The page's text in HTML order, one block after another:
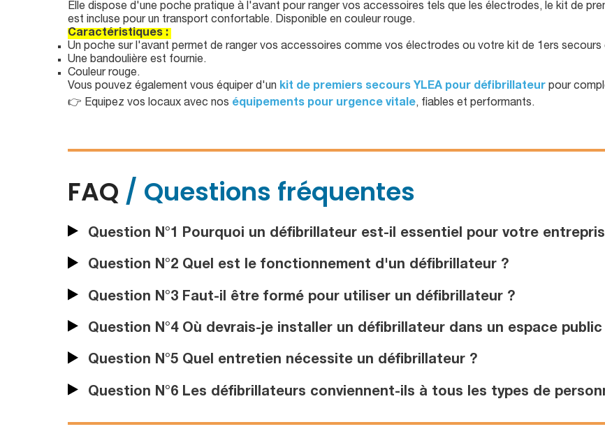
Elle dispose d'une poche pratique à l'avant pour ranger vos accessoires tels que les électrodes, le kit de
est incluse pour un transport confortable. Disponible en couleur rouge.
Caractéristiques :
Un poche sur l'avant permet de ranger vos accessoires comme vos électrodes ou votre kit de 1ers secours
Une bandoulière est fournie.
Couleur rouge.
Vous pouvez également vous équiper d'un kit de premiers secours YLEA pour défibrillateur pour
👉 Equipez vos locaux avec nos équipements pour urgence vitale, fiables et performants.
FAQ / Questions fréquentes
Question N°1 Pourquoi un défibrillateur est-il essentiel pour votre
Question N°2 Quel est le fonctionnement d'un défibrillateur ?
Question N°3 Faut-il être formé pour utiliser un défibrillateur ?
Question N°4 Où devrais-je installer un défibrillateur dans un espace
Question N°5 Quel entretien nécessite un défibrillateur ?
Question N°6 Les défibrillateurs conviennent-ils à tous les types de